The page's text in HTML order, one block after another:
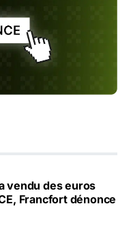
vendu des euros
Francfort dénonce